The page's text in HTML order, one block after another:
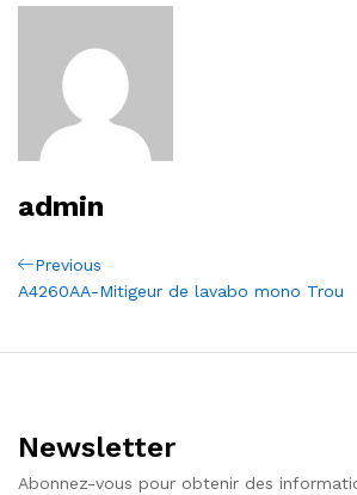
admin
Navigation
l’article
Previous
Post
Previous
A4260AA-Mitigeur de lavabo mono Trou
Newsletter
Abonnez-vous pour obtenir des